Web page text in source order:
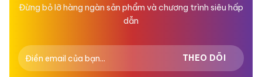
Đừng bỏ lỡ hàng ngàn sản phẩm và chương trình siêu hấp
dẫn